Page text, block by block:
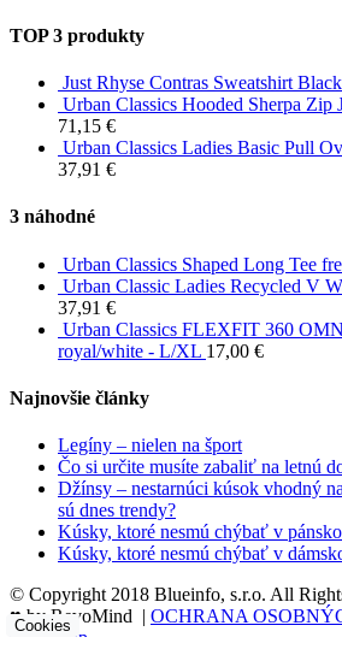
TOP 3 produkty
Just Rhyse Contras Sweatshirt
Urban Classics Hooded Sherpa Zip
71,15 €
Urban Classics Ladies Basic Pull
37,91 €
3 náhodné
Urban Classics Shaped Long Tee
Urban Classic Ladies Recycled V
37,91 €
Urban Classics FLEXFIT 360
royal/white - L/XL 17,00 €
Najnovšie články
Legíny – nielen na šport
Čo si určite musíte zabaliť na letnú
Džínsy – nestarnúci kúsok vhodný
sú dnes trendy?
Kúsky, ktoré nesmú chýbať v
Kúsky, ktoré nesmú chýbať v
© Copyright 2018 Blueinfo, s.r.o. All
♥ by RevoMind | OCHRANA
Cookies
Go to Top